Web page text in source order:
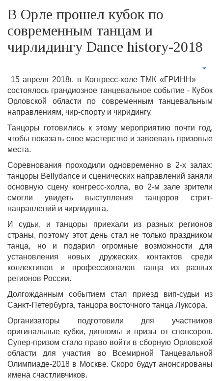
В Орле прошел кубок по
современным танцам и
чирлидингу Dance history-2018
15 апреля 2018г. в Конгресс-холе ТМК «ГРИНН»
состоялось грандиозное танцевальное событие - Кубок
Орловской области по современным танцевальным
направлениям, чир-спорту и чиридингу.
Танцоры готовились к этому мероприятию почти год,
чтобы показать свое мастерство и завоевать призовые
места.
Соревнования проходили одновременно в 2-х залах:
танцоры Bellydance и сценических направлений заняли
основную сцену конгресс-холла, во 2-м зале зрители
смогли увидеть выступления танцоров стрит-
направлений и чирлидинга.
И судьи, и танцоры приехали из разных регионов
страны, поэтому этот день стал не только праздником
танца, но и подарил огромные возможности для
установления новых дружеских контактов среди
коллективов и профессионалов танца из разных
регионов России.
Долгожданным событием стал приезд вип-судьи из
Санкт-Петербурга, танцора восточного танца Луксора.
Организаторы подготовили для участников
оригинальные кубки, дипломы и призы от спонсоров.
Супер-призом стало право войти в сборную Орловской
области для участия во Всемирной Танцевальной
Олимпиаде-2018 в Москве. Скоро будут анонсированы
имена счастливчиков.